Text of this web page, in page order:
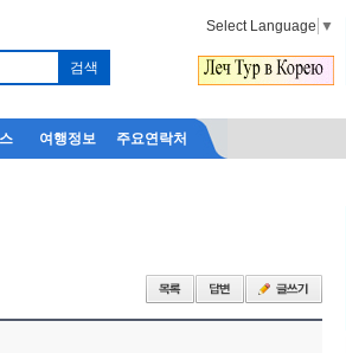
Select Language ▼
여행정보 주요연락처